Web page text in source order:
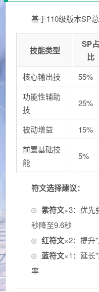
基于110级版本SP
技能类型
SP占
比
核心输出技 55%
功能性辅助
技
25%
被动增益 15%
前置基础技
能
5%
符文选择建议：
紫符文×3：优先
秒降至9.6秒
红符文×2：提升
蓝符文×1：延长
率